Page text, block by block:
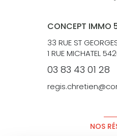
CONCEPT IMMO
33 RUE ST
1 RUE MICHATEL
03 83 43 01 28
NOS